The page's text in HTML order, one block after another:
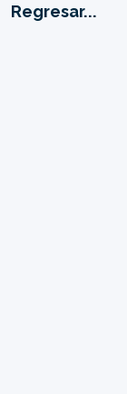
Regresar...